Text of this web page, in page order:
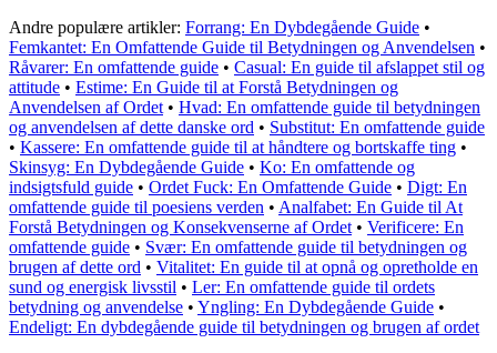
Andre populære artikler: Forrang: En Dybdegående Guide •
Femkantet: En Omfattende Guide til Betydningen og Anvendelsen •
Råvarer: En omfattende guide • Casual: En guide til afslappet stil og
attitude • Estime: En Guide til at Forstå Betydningen og
Anvendelsen af Ordet • Hvad: En omfattende guide til betydningen
og anvendelsen af dette danske ord • Substitut: En omfattende guide
• Kassere: En omfattende guide til at håndtere og bortskaffe ting •
Skinsyg: En Dybdegående Guide • Ko: En omfattende og
indsigtsfuld guide • Ordet Fuck: En Omfattende Guide • Digt: En
omfattende guide til poesiens verden • Analfabet: En Guide til At
Forstå Betydningen og Konsekvenserne af Ordet • Verificere: En
omfattende guide • Svær: En omfattende guide til betydningen og
brugen af dette ord • Vitalitet: En guide til at opnå og opretholde en
sund og energisk livsstil • Ler: En omfattende guide til ordets
betydning og anvendelse • Yngling: En Dybdegående Guide •
Endeligt: En dybdegående guide til betydningen og brugen af ordet